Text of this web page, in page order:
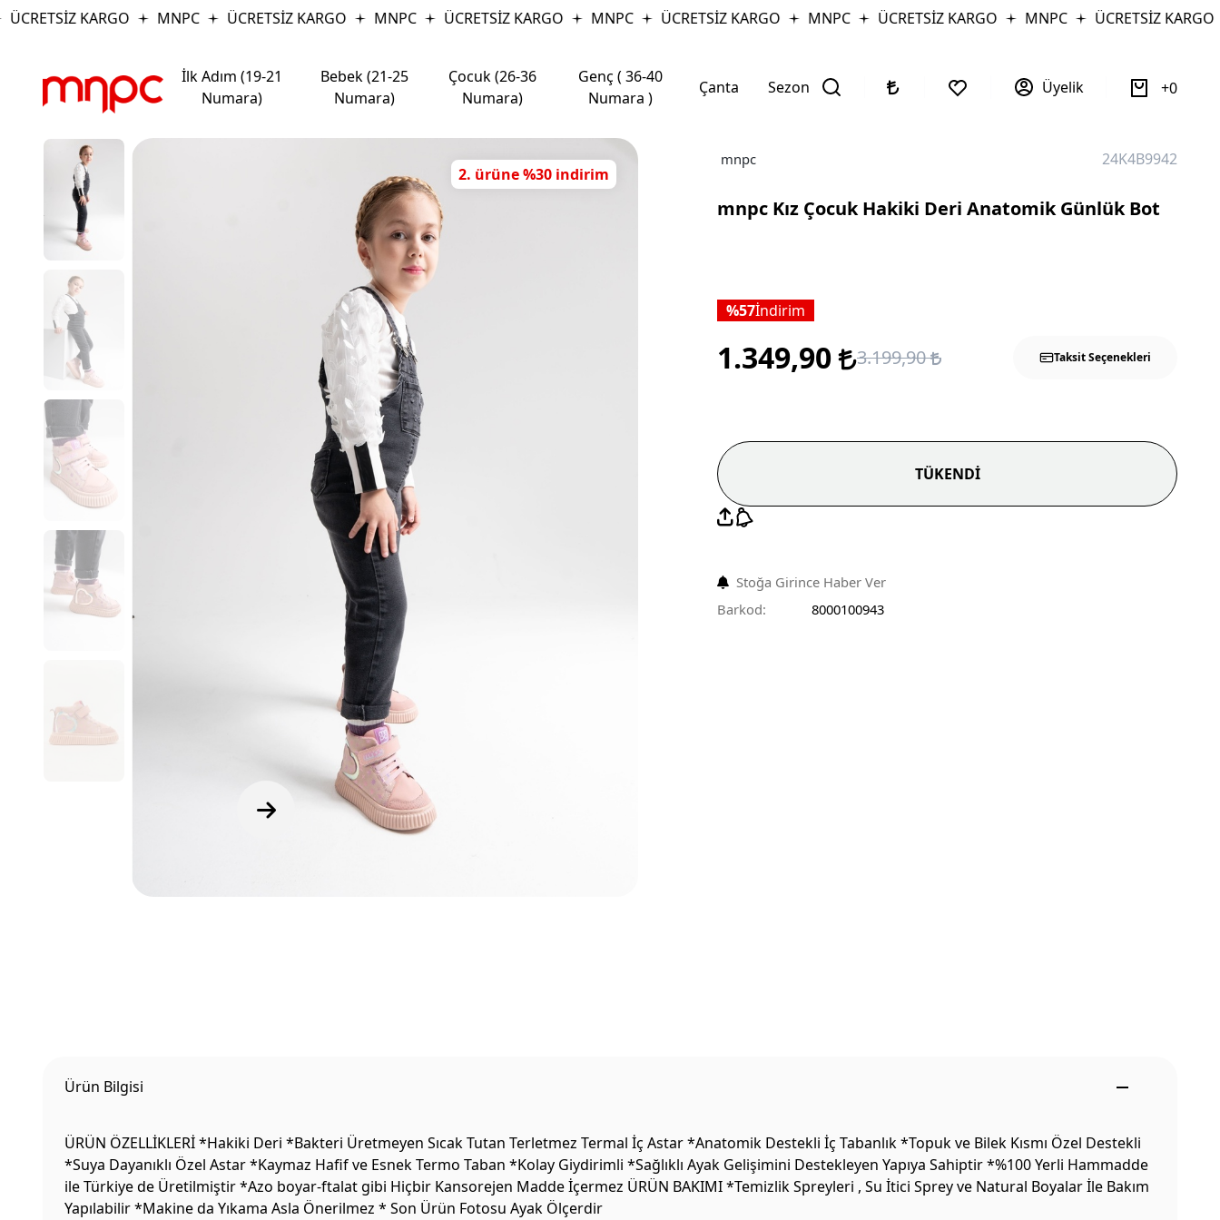
KARGO MNPC ÜCRETSİZ KARGO MNPC ÜCRETSİZ KARGO MNPC ÜCRETSİZ KARGO MNPC ÜCRETSİZ KARGO MNPC ÜCRETSİZ KARGO
İlk Adım (19-21
Numara)
Bebek (21-25
Numara)
Çocuk (26-36
Numara)
Genç ( 36-40
Numara )
Çanta Sezon Üyelik 0
2. ürüne %30 indirim
mnpc 24K4B9942
mnpc Kız Çocuk Hakiki Deri Anatomik Günlük Bot
57İndirim
1.349,90 3.199,90 Taksit Seçenekleri
TÜKENDİ
Stoğa Girince Haber Ver
Barkod:
8000100943
Ürün Bilgisi
ÜRÜN ÖZELLİKLERİ *Hakiki Deri *Bakteri Üretmeyen Sıcak Tutan Terletmez Termal İç Astar *Anatomik Destekli İç Tabanlık *Topuk ve Bilek Kısmı Özel Destekli
*Suya Dayanıklı Özel Astar *Kaymaz Hafif ve Esnek Termo Taban *Kolay Giydirimli *Sağlıklı Ayak Gelişimini Destekleyen Yapıya Sahiptir *%100 Yerli Hammadde
ile Türkiye de Üretilmiştir *Azo boyar-ftalat gibi Hiçbir Kansorejen Madde İçermez ÜRÜN BAKIMI *Temizlik Spreyleri , Su İtici Sprey ve Natural Boyalar İle Bakım
Yapılabilir *Makine da Yıkama Asla Önerilmez * Son Ürün Fotosu Ayak Ölçerdir